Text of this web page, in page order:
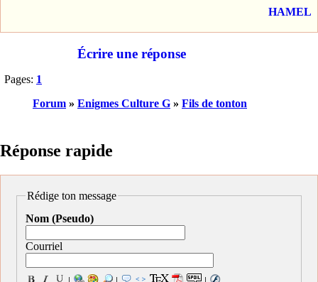
HAMEL
Écrire une réponse
Pages: 1
Forum » Enigmes Culture G » Fils de tonton
Réponse rapide
Rédige ton message
Nom (Pseudo)
Courriel